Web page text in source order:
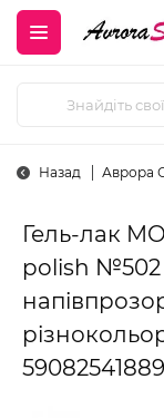
Назад Аврора
Гель-лак
polish №502